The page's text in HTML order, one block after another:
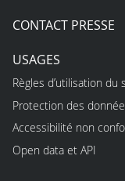
CONTACT PRESSE
USAGES
Règles d’utilisation du
Protection des
Accessibilité non
Open data et API